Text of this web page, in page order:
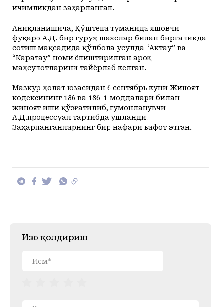
ичимликдан заҳарланган.
Аниқланишича, Қўштепа туманида яшовчи
фуқаро А.Д. бир гуруҳ шахслар билан биргаликда
сотиш мақсадида қўлбола усулда “Актау” ва
“Каратау” номи ёпиштирилган ароқ
маҳсулотларини тайёрлаб келган.
Мазкур ҳолат юзасидан 6 сентябрь куни Жиноят
кодексининг 186 ва 186-1-моддалари билан
жиноят иши қўзғатилиб, гумонланувчи
А.Д.процессуал тартибда ушланди.
Заҳарланганларнинг бир нафари вафот этган.
Изоҳ қолдириш